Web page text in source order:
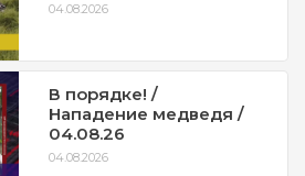
04.08.2026
В порядке! /
Нападение медведя /
04.08.26
04.08.2026